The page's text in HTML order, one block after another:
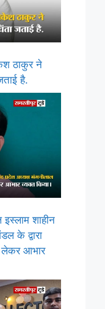
ठाकुर ने
है.
शाहीन
के द्वारा
लेकर आभार